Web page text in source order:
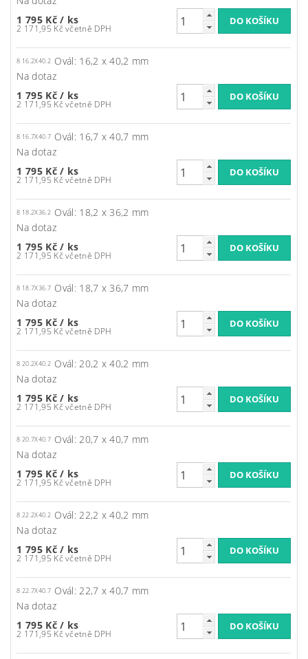
1 795 Kč/ ks
2 171,95 Kč včetně DPH
8 16.2X40.2 Ovál: 16,2 x 40,2 mm
Na dotaz
1 795 Kč/ ks
2 171,95 Kč včetně DPH
8 16.7X40.7 Ovál: 16,7 x 40,7 mm
Na dotaz
1 795 Kč/ ks
2 171,95 Kč včetně DPH
8 18.2X36.2 Ovál: 18,2 x 36,2 mm
Na dotaz
1 795 Kč/ ks
2 171,95 Kč včetně DPH
8 18.7X36.7 Ovál: 18,7 x 36,7 mm
Na dotaz
1 795 Kč/ ks
2 171,95 Kč včetně DPH
8 20.2X40.2 Ovál: 20,2 x 40,2 mm
Na dotaz
1 795 Kč/ ks
2 171,95 Kč včetně DPH
8 20.7X40.7 Ovál: 20,7 x 40,7 mm
Na dotaz
1 795 Kč/ ks
2 171,95 Kč včetně DPH
8 22.2X40.2 Ovál: 22,2 x 40,2 mm
Na dotaz
1 795 Kč/ ks
2 171,95 Kč včetně DPH
8 22.7X40.7 Ovál: 22,7 x 40,7 mm
Na dotaz
1 795 Kč/ ks
2 171,95 Kč včetně DPH